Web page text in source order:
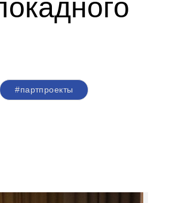
#партпроекты